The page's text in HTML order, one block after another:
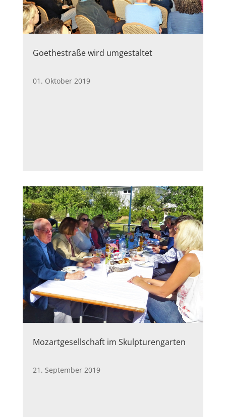
Goethestraße wird umgestaltet
01. Oktober 2019
Mozartgesellschaft im Skulpturengarten
21. September 2019